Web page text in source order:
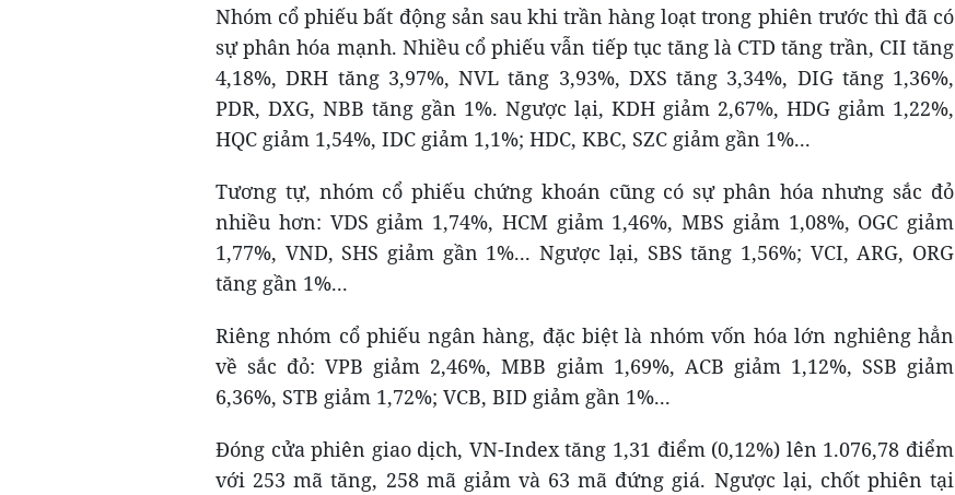
Nhóm cổ phiếu bất động sản sau khi trần hàng loạt trong phiên trước thì đã có
sự phân hóa mạnh. Nhiều cổ phiếu vẫn tiếp tục tăng là CTD tăng trần, CII tăng
4,18%, DRH tăng 3,97%, NVL tăng 3,93%, DXS tăng 3,34%, DIG tăng 1,36%,
PDR, DXG, NBB tăng gần 1%. Ngược lại, KDH giảm 2,67%, HDG giảm 1,22%,
HQC giảm 1,54%, IDC giảm 1,1%; HDC, KBC, SZC giảm gần 1%...
Tương tự, nhóm cổ phiếu chứng khoán cũng có sự phân hóa nhưng sắc đỏ
nhiều hơn: VDS giảm 1,74%, HCM giảm 1,46%, MBS giảm 1,08%, OGC giảm
1,77%, VND, SHS giảm gần 1%... Ngược lại, SBS tăng 1,56%; VCI, ARG, ORG
tăng gần 1%...
Riêng nhóm cổ phiếu ngân hàng, đặc biệt là nhóm vốn hóa lớn nghiêng hẳn
về sắc đỏ: VPB giảm 2,46%, MBB giảm 1,69%, ACB giảm 1,12%, SSB giảm
6,36%, STB giảm 1,72%; VCB, BID giảm gần 1%...
Đóng cửa phiên giao dịch, VN-Index tăng 1,31 điểm (0,12%) lên 1.076,78 điểm
với 253 mã tăng, 258 mã giảm và 63 mã đứng giá. Ngược lại, chốt phiên tại